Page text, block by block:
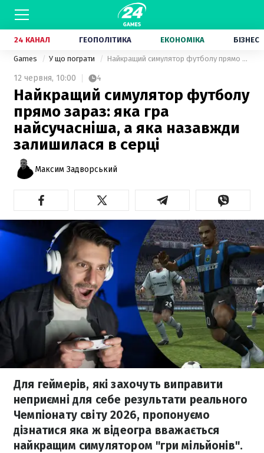
24 КАНАЛ ГЕОПОЛІТИКА ЕКОНОМІКА БІЗНЕС
Games У що пограти Найкращий симулятор футболу прямо зараз: яка гра найсучасніша, а яка назавжди залишилася в серці
12 червня, 10:00 4
Найкращий симулятор футболу
прямо зараз: яка гра
найсучасніша, а яка назавжди
залишилася в серці
Максим Задворський
Для геймерів, які захочуть виправити
неприємні для себе результати реального
Чемпіонату світу 2026, пропонуємо
дізнатися яка ж відеогра вважається
найкращим симулятором "гри мільйонів".